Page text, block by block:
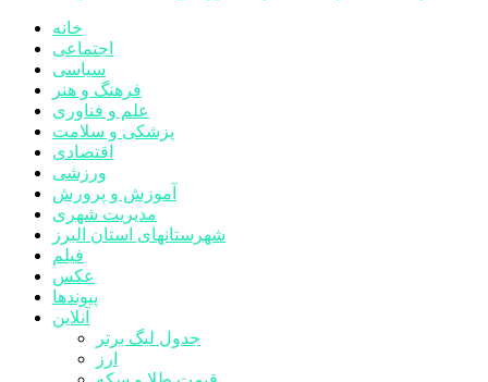
خانه
اجتماعی
سیاسی
فرهنگ و هنر
علم و فناوری
پزشکی و سلامت
اقتصادی
ورزشی
آموزش و پرورش
مدیریت شهری
شهرستانهای استان البرز
فیلم
عکس
پیوندها
آنلاین
جدول لیگ برتر
ارز